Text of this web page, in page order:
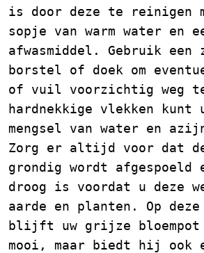
is door deze te reinigen
sopje van warm water en
afwasmiddel. Gebruik een
borstel of doek om
of vuil voorzichtig weg
hardnekkige vlekken kunt
mengsel van water en
Zorg er altijd voor dat de
grondig wordt afgespoeld
droog is voordat u deze
aarde en planten. Op deze
blijft uw grijze
mooi, maar biedt hij ook